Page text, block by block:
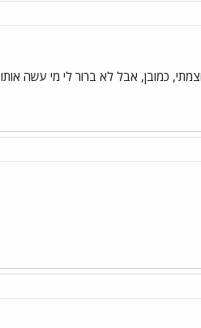
כמובן, אבל לא ברור לי מי עשה אותו